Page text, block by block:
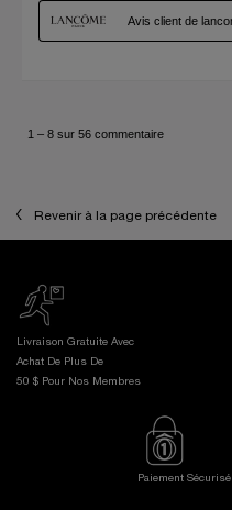
Revenir à la page précédente
Livraison Gratuite Avec
Achat De Plus De
50 $ Pour Nos Membres
Paiement Sécurisé